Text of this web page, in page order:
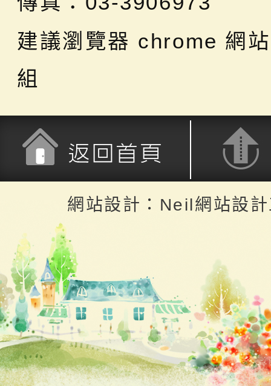
建議瀏覽器 chrome 網
組
返回頂端
網站設計：Neil網站設